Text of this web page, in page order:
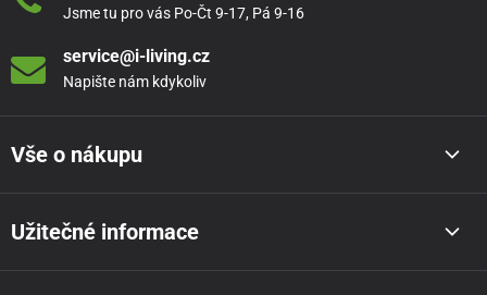
Jsme tu pro vás Po-Čt 9-17, Pá 9-16
service@i-living.cz
Napište nám kdykoliv
Vše o nákupu
Užitečné informace